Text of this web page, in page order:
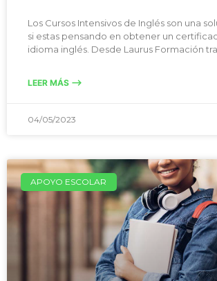
Los Cursos Intensivos de Inglés son una
si estas pensando en obtener un
idioma inglés. Desde Laurus Formación
LEER MÁS -->
04/05/2023
APOYO ESCOLAR